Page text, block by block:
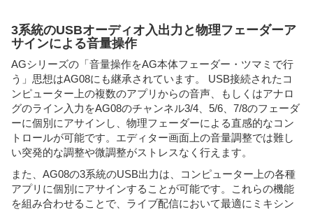
3系統のUSBオーディオ入出力と物理フェーダーア
サインによる音量操作
AGシリーズの「音量操作をAG本体フェーダー・ツマミで行
う」思想はAG08にも継承されています。 USB接続されたコ
ンピューター上の複数のアプリからの音声、もしくはアナロ
グのライン入力をAG08のチャンネル3/4、5/6、7/8のフェーダ
ーに個別にアサインし、物理フェーダーによる直感的なコン
トロールが可能です。エディター画面上の音量調整では難し
い突発的な調整や微調整がストレスなく行えます。
また、AG08の3系統のUSB出力は、コンピューター上の各種
アプリに個別にアサインすることが可能です。これらの機能
を組み合わせることで、ライブ配信において最適にミキシン